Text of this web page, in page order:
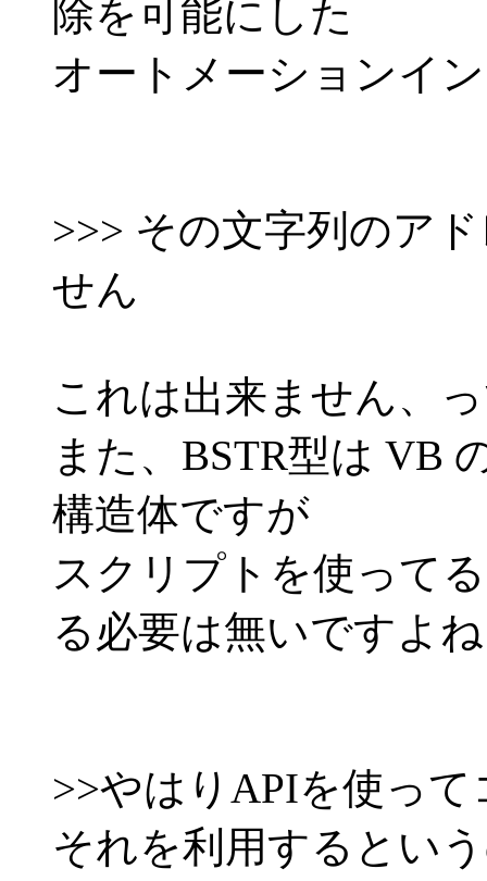
除を可能にした
オートメーションイ
>>> その文字列のア
せん
これは出来ません、
また、BSTR型は VB
構造体ですが
スクリプトを使って
る必要は無いですよね
>>やはりAPIを使っ
それを利用するとい